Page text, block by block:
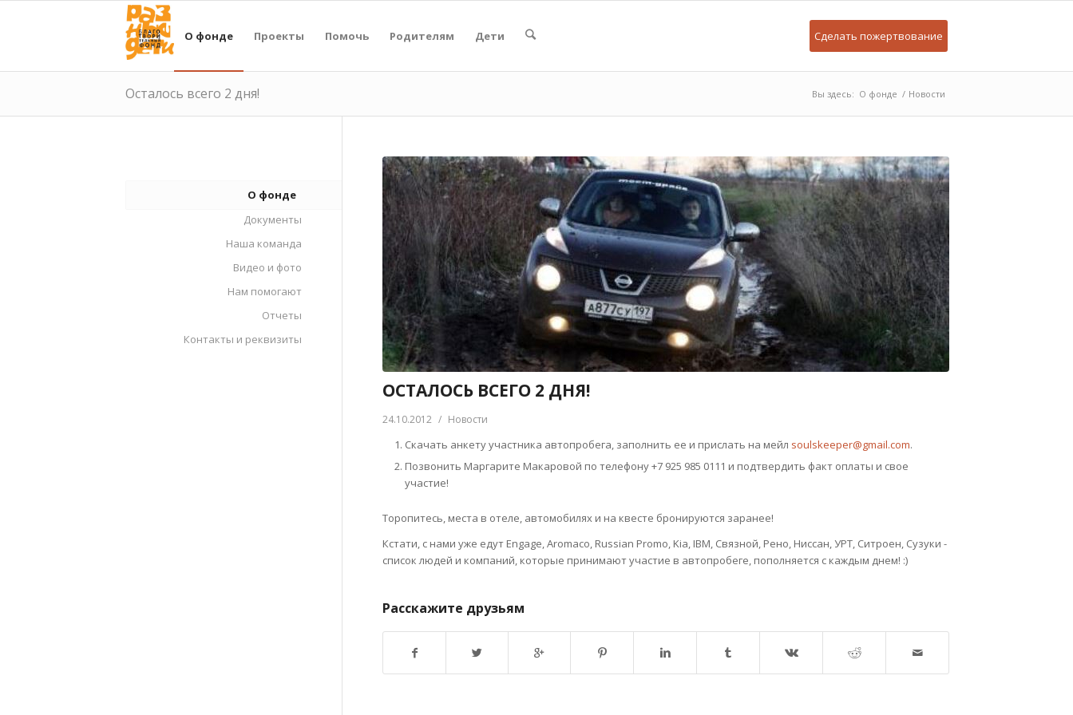
О фонде Проекты Помочь Родителям Дети Сделать пожертвование
Осталось всего 2 дня! Вы здесь: О фонде / Новости
О фонде
Документы
Наша команда
Видео и фото
Нам помогают
Отчеты
Контакты и реквизиты
ОСТАЛОСЬ ВСЕГО 2 ДНЯ!
24.10.2012 / Новости
Скачать анкету участника автопробега, заполнить ее и прислать на мейл soulskeeper@gmail.com.
Позвонить Маргарите Макаровой по телефону +7 925 985 0111 и подтвердить факт оплаты и свое
участие!
Торопитесь, места в отеле, автомобилях и на квесте бронируются заранее!
Кстати, с нами уже едут Engage, Aromaco, Russian Promo, Kia, IBM, Связной, Рено, Ниссан, УРТ, Ситроен, Сузуки -
список людей и компаний, которые принимают участие в автопробеге, пополняется с каждым днем! :)
Расскажите друзьям